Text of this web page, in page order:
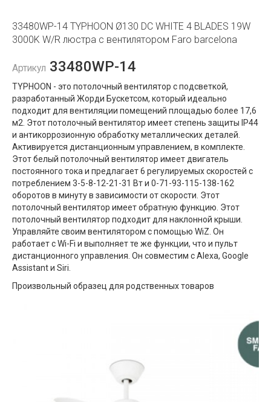
33480WP-14 TYPHOON Ø130 DC WHITE 4 BLADES 19W
3000K W/R люстра с вентилятором Faro barcelona
Артикул 33480WP-14
TYPHOON - это потолочный вентилятор с подсветкой,
разработанный Жорди Бускетсом, который идеально
подходит для вентиляции помещений площадью более 17,6
м2. Этот потолочный вентилятор имеет степень защиты IP44
и антикоррозионную обработку металлических деталей.
Активируется дистанционным управлением, в комплекте.
Этот белый потолочный вентилятор имеет двигатель
постоянного тока и предлагает 6 регулируемых скоростей с
потреблением 3-5-8-12-21-31 Вт и 0-71-93-115-138-162
оборотов в минуту в зависимости от скорости. Этот
потолочный вентилятор имеет обратную функцию. Этот
потолочный вентилятор подходит для наклонной крыши.
Управляйте своим вентилятором с помощью WiZ. Он
работает с Wi-Fi и выполняет те же функции, что и пульт
дистанционного управления. Он совместим с Alexa, Google
Assistant и Siri.
Произвольный образец для родственных товаров